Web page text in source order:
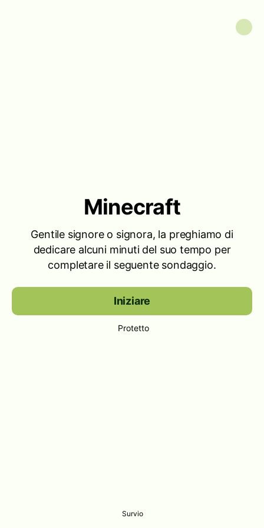
Minecraft
Gentile signore o signora, la preghiamo di
dedicare alcuni minuti del suo tempo per
completare il seguente sondaggio.
Iniziare
Protetto
Survio